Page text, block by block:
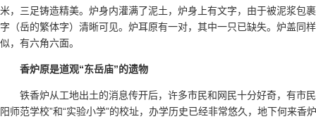
米，三足铸造精美。炉身内灌满了泥土，炉身上有文字，由于被泥浆包
字（岳的繁体字）清晰可见。炉耳原有一对，其中一只已缺失。炉盖同
似，有六角六面。
香炉原是道观“东岳庙”的遗物
铁香炉从工地出土的消息传开后，许多市民和网民十分好奇，有市
阳师范学校”和“实验小学”的校址，办学历史已经非常悠久，地下何来香